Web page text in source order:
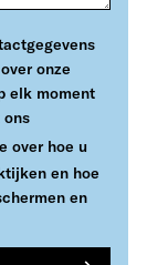
onze
elk moment
over hoe u
en hoe
en